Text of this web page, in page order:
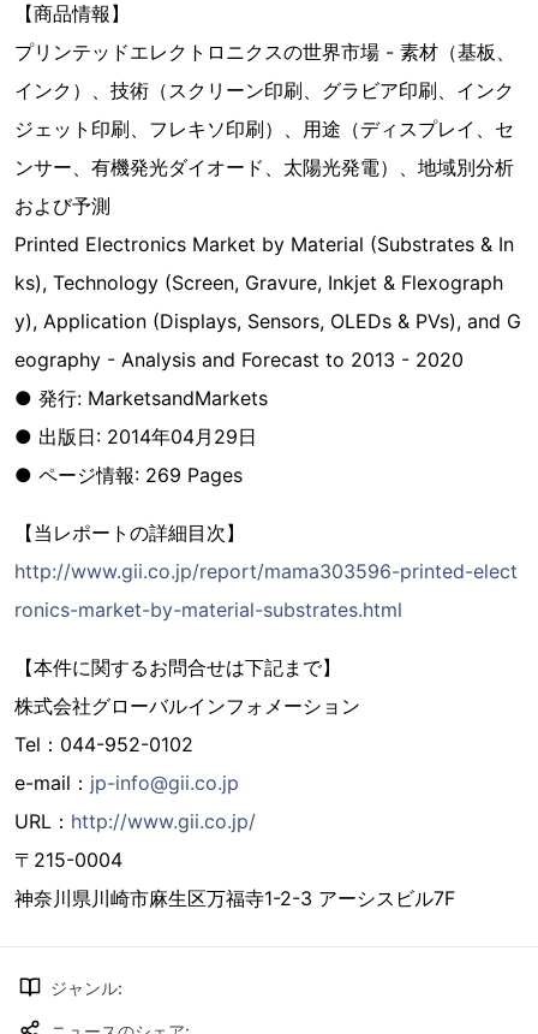
【商品情報】
プリンテッドエレクトロニクスの世界市場 - 素材（基板、
インク）、技術（スクリーン印刷、グラビア印刷、インク
ジェット印刷、フレキソ印刷）、用途（ディスプレイ、セ
ンサー、有機発光ダイオード、太陽光発電）、地域別分析
および予測
Printed Electronics Market by Material (Substrates & In
ks), Technology (Screen, Gravure, Inkjet & Flexograph
y), Application (Displays, Sensors, OLEDs & PVs), and G
eography - Analysis and Forecast to 2013 - 2020
● 発行: MarketsandMarkets
● 出版日: 2014年04月29日
● ページ情報: 269 Pages
【当レポートの詳細目次】
http://www.gii.co.jp/report/mama303596-printed-elect
ronics-market-by-material-substrates.html
【本件に関するお問合せは下記まで】
株式会社グローバルインフォメーション
Tel：044-952-0102
e-mail： jp-info@gii.co.jp
URL： http://www.gii.co.jp/
〒215-0004
神奈川県川崎市麻生区万福寺1-2-3 アーシスビル7F
ジャンル: